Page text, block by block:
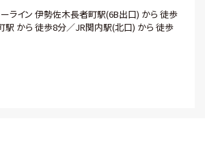
ライン 伊勢佐木長者町駅(6B出口) から 徒歩
から 徒歩8分／JR関内駅(北口) から 徒歩